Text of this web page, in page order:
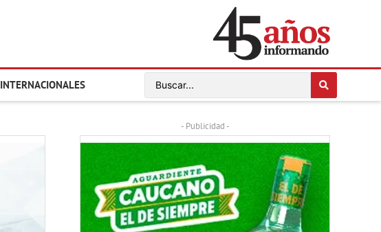
INTERNACIONALES
- Publicidad -